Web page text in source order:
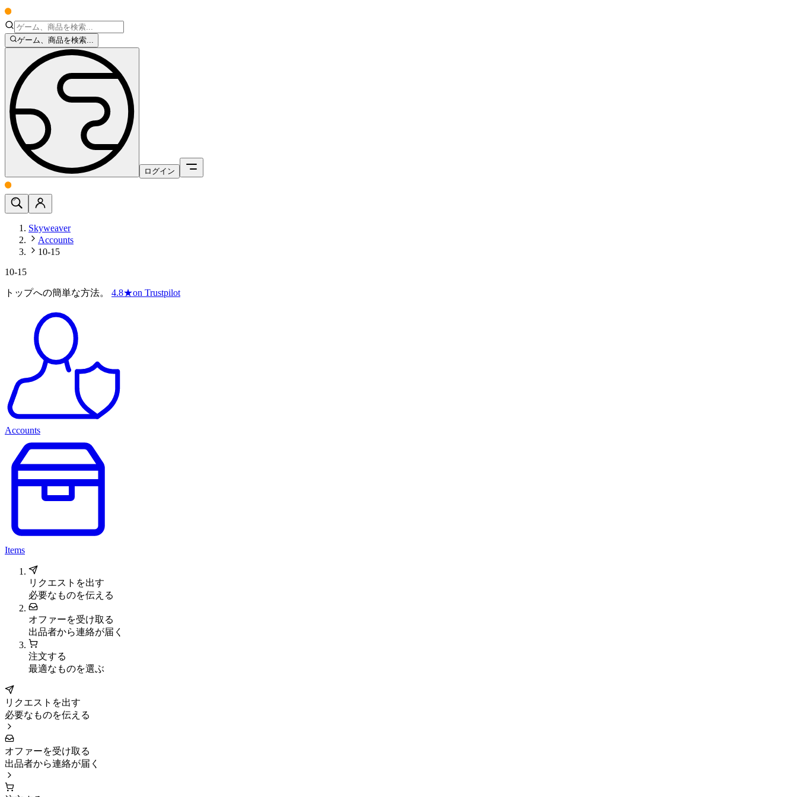
ゲーム、商品を検索...
ログイン
Skyweaver
Accounts
10-15
10-15
トップへの簡単な方法。 4.8★on Trustpilot
Accounts
Items
リクエストを出す
必要なものを伝える
オファーを受け取る
出品者から連絡が届く
注文する
最適なものを選ぶ
リクエストを出す
必要なものを伝える
オファーを受け取る
出品者から連絡が届く